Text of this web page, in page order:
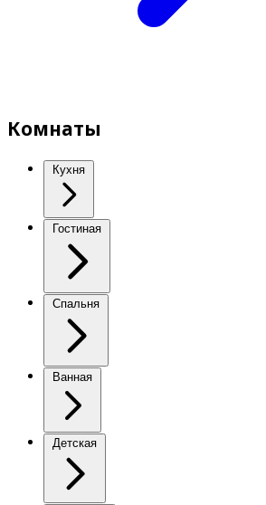
Комнаты
Кухня
Гостиная
Спальня
Ванная
Детская